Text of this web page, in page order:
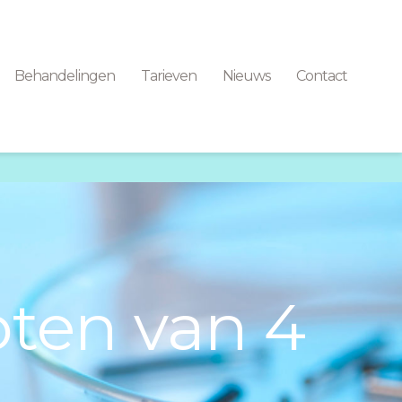
Behandelingen Tarieven Nieuws Contact
van 4